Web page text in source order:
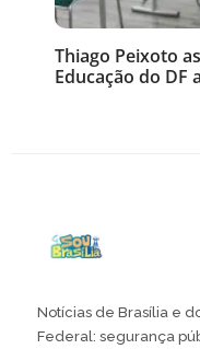
Thiago Peixoto
Educação do DF
Notícias de Brasília e
Federal: segurança